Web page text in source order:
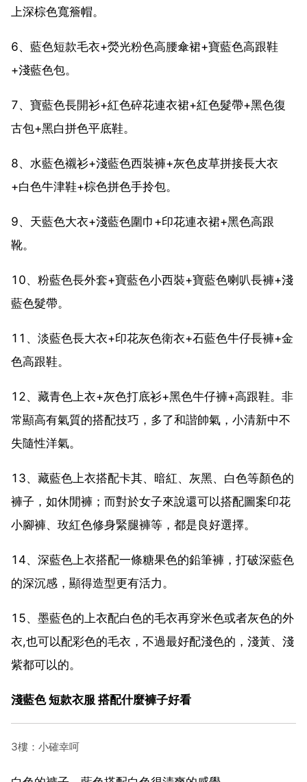
上深棕色寬簷帽。
6、藍色短款毛衣+熒光粉色高腰傘裙+寶藍色高跟鞋
+淺藍色包。
7、寶藍色長開衫+紅色碎花連衣裙+紅色髮帶+黑色復
古包+黑白拼色平底鞋。
8、水藍色襯衫+淺藍色西裝褲+灰色皮草拼接長大衣
+白色牛津鞋+棕色拼色手拎包。
9、天藍色大衣+淺藍色圍巾+印花連衣裙+黑色高跟
靴。
10、粉藍色長外套+寶藍色小西裝+寶藍色喇叭長褲+淺
藍色髮帶。
11、淡藍色長大衣+印花灰色衛衣+石藍色牛仔長褲+金
色高跟鞋。
12、藏青色上衣+灰色打底衫+黑色牛仔褲+高跟鞋。非
常顯高有氣質的搭配技巧，多了和諧帥氣，小清新中不
失隨性洋氣。
13、藏藍色上衣搭配卡其、暗紅、灰黑、白色等顏色的
褲子，如休閒褲；而對於女子來說還可以搭配圖案印花
小腳褲、玫紅色修身緊腿褲等，都是良好選擇。
14、深藍色上衣搭配一條糖果色的鉛筆褲，打破深藍色
的深沉感，顯得造型更有活力。
15、墨藍色的上衣配白色的毛衣再穿米色或者灰色的外
衣,也可以配彩色的毛衣，不過最好配淺色的，淺黃、淺
紫都可以的。
淺藍色 短款衣服 搭配什麼褲子好看
3樓：小確幸呵